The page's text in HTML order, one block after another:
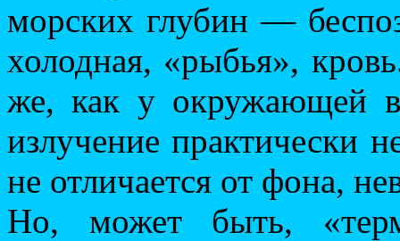
морских глубин —
холодная, «рыбья»,
же, как у окружающей
излучение практически
не отличается от фона,
Но, может быть,